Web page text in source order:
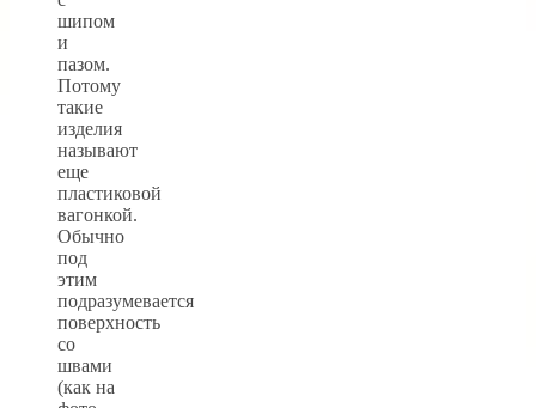
шипом
и
пазом.
Потому
такие
изделия
называют
еще
пластиковой
вагонкой.
Обычно
под
этим
подразумевается
поверхность
со
швами
(как на